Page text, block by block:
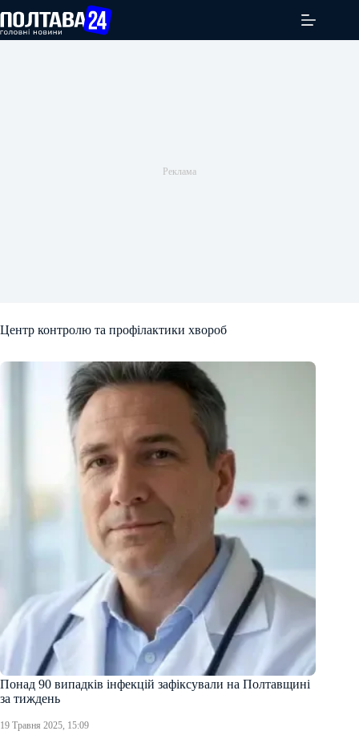
вмісту
Центр контролю та профілактики хвороб
Понад 90 випадків інфекцій зафіксували на Полтавщині
за тиждень
19 Травня 2025, 15:09